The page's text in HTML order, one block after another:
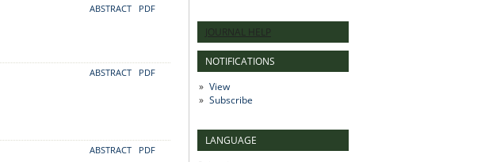
JOURNAL HELP
NOTIFICATIONS
View
Subscribe
LANGUAGE
ABSTRACT PDF
ABSTRACT PDF
ABSTRACT PDF